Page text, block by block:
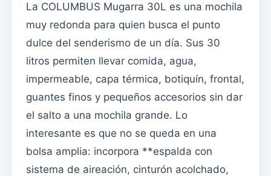
La COLUMBUS Mugarra 30L es una mochila
muy redonda para quien busca el punto
dulce del senderismo de un día. Sus 30
litros permiten llevar comida, agua,
impermeable, capa térmica, botiquín, frontal,
guantes finos y pequeños accesorios sin dar
el salto a una mochila grande. Lo
interesante es que no se queda en una
bolsa amplia: incorpora **espalda con
sistema de aireación, cinturón acolchado,